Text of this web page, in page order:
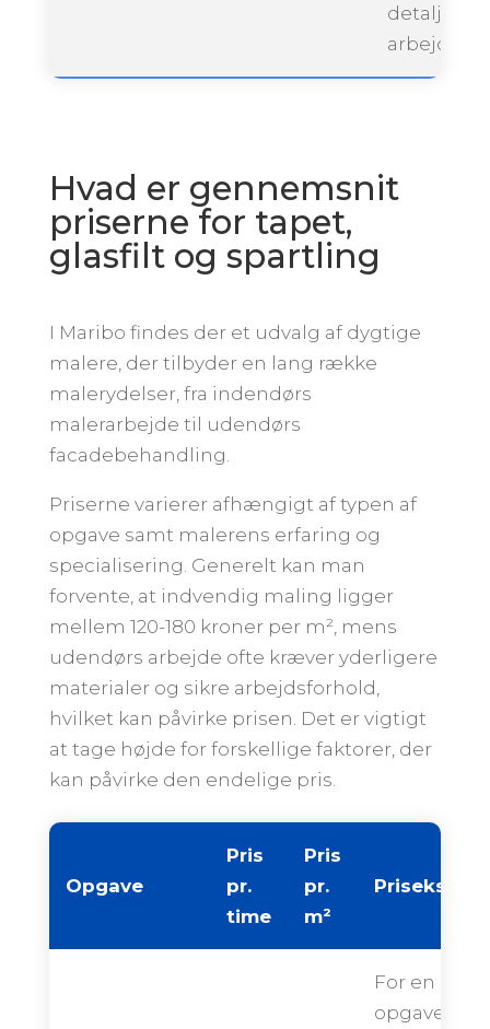
detaljerne
arbejdet.
Hvad er gennemsnit
priserne for tapet,
glasfilt og spartling
I Maribo findes der et udvalg af dygtige
malere, der tilbyder en lang række
malerydelser, fra indendørs
malerarbejde til udendørs
facadebehandling.
Priserne varierer afhængigt af typen af
opgave samt malerens erfaring og
specialisering. Generelt kan man
forvente, at indvendig maling ligger
mellem 120-180 kroner per m², mens
udendørs arbejde ofte kræver yderligere
materialer og sikre arbejdsforhold,
hvilket kan påvirke prisen. Det er vigtigt
at tage højde for forskellige faktorer, der
kan påvirke den endelige pris.
Opgave
Pris
pr.
time
Pris
pr.
m²
For en
opgave på